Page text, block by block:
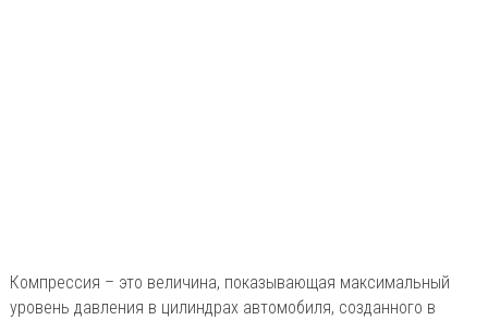
Компрессия – это величина, показывающая максимальный
уровень давления в цилиндрах автомобиля, созданного в